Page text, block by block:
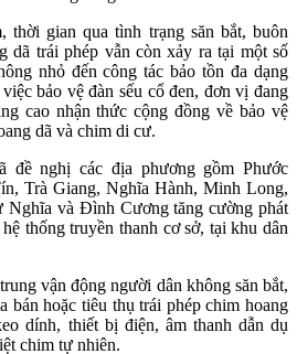
thời gian qua tình trạng săn bắt, buôn
dã trái phép vẫn còn xảy ra tại một số
nhỏ đến công tác bảo tồn đa dạng
bảo vệ đàn sếu cổ đen, đơn vị đang
cao nhận thức cộng đồng về bảo vệ
dã và chim di cư.
nghị các địa phương gồm Phước
Trà Giang, Nghĩa Hành, Minh Long,
Nghĩa và Đình Cương tăng cường phát
thống truyền thanh cơ sở, tại khu dân
vận động người dân không săn bắt,
bán hoặc tiêu thụ trái phép chim hoang
dính, thiết bị điện, âm thanh dẫn dụ
chim tự nhiên.